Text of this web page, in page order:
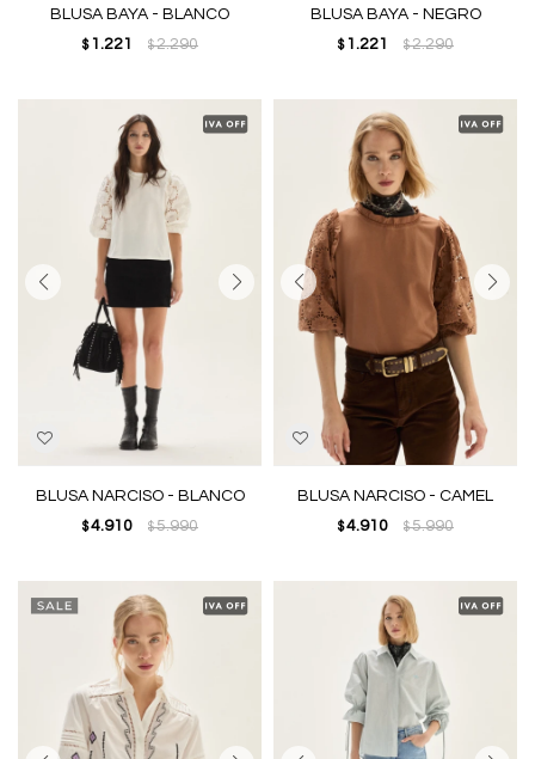
BLUSA BAYA - BLANCO
$ 1.221 $2.290
BLUSA BAYA - NEGRO
$ 1.221 $2.290
BLUSA NARCISO - BLANCO
$ 4.910 $5.990
BLUSA NARCISO - CAMEL
$ 4.910 $5.990